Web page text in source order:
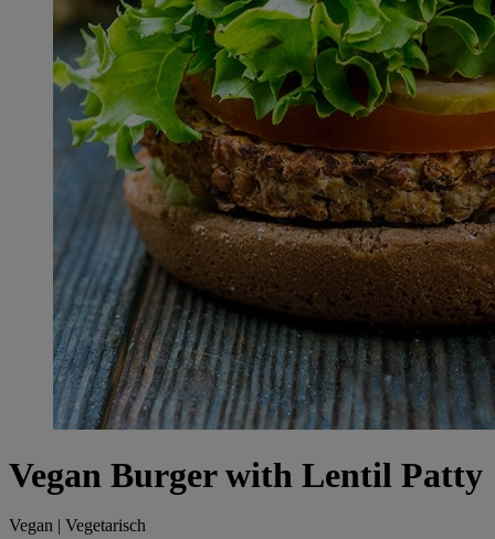
Vegan Burger with Lentil Patty
Vegan | Vegetarisch